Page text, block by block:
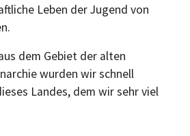
Leben der Jugend von
dem Gebiet der alten
wurden wir schnell
Landes, dem wir sehr viel